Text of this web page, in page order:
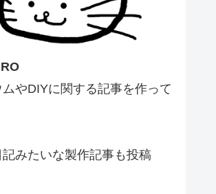
やDIYに関する記事を作って
みたいな製作記事も投稿